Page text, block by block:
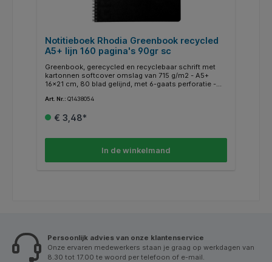
Notitieboek Rhodia Greenbook recycled
A5+ lijn 160 pagina's 90gr sc
Greenbook, gerecycled en recyclebaar schrift met
kartonnen softcover omslag van 715 g/m2 - A5+
16x21 cm, 80 blad gelijnd, met 6-gaats perforatie -
Gelijnd: de pagina's zijn bedrukt met paarse lijntjes
gemakkelijk notities te nemen. 80 uitscheurbare
ontinkting en chloorvrij, FSC recycled gecertificeerd.
Art. Nr.: Q1438054
€ 3,48*
In de winkelmand
Persoonlijk advies van onze klantenservice
Onze ervaren medewerkers staan je graag op werkdagen van
8.30 tot 17.00 te woord per telefoon of e-mail.